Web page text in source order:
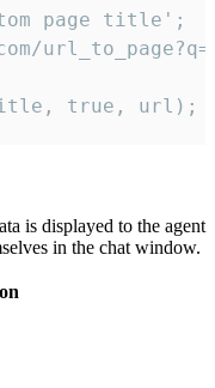
page title';
true, url);
is displayed to the agent
in the chat window.